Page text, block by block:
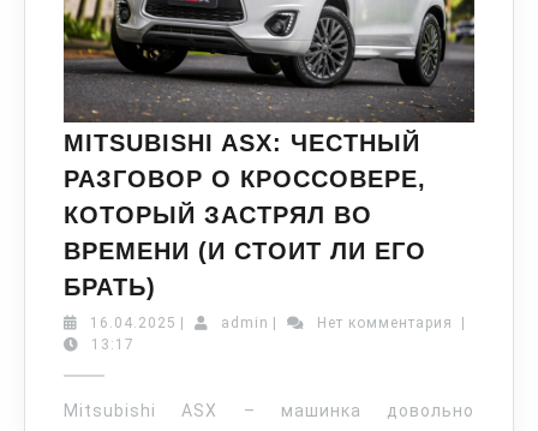
MITSUBISHI ASX: ЧЕСТНЫЙ
РАЗГОВОР О КРОССОВЕРЕ,
КОТОРЫЙ ЗАСТРЯЛ ВО
ВРЕМЕНИ (И СТОИТ ЛИ ЕГО
БРАТЬ)
16.04.2025 admin Нет комментария
13:17
Mitsubishi ASX – машинка довольно